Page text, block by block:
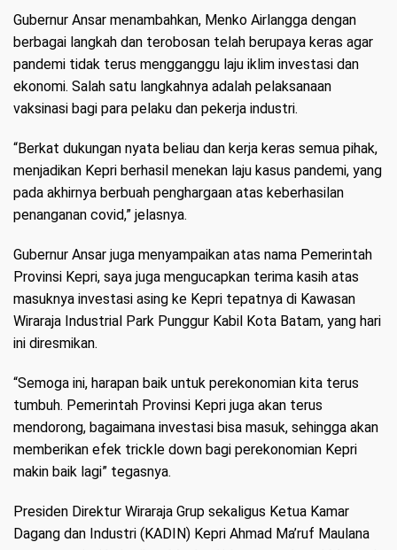
Gubernur Ansar menambahkan, Menko Airlangga dengan
berbagai langkah dan terobosan telah berupaya keras agar
pandemi tidak terus mengganggu laju iklim investasi dan
ekonomi. Salah satu langkahnya adalah pelaksanaan
vaksinasi bagi para pelaku dan pekerja industri.
“Berkat dukungan nyata beliau dan kerja keras semua pihak,
menjadikan Kepri berhasil menekan laju kasus pandemi, yang
pada akhirnya berbuah penghargaan atas keberhasilan
penanganan covid,” jelasnya.
Gubernur Ansar juga menyampaikan atas nama Pemerintah
Provinsi Kepri, saya juga mengucapkan terima kasih atas
masuknya investasi asing ke Kepri tepatnya di Kawasan
Wiraraja Industrial Park Punggur Kabil Kota Batam, yang hari
ini diresmikan.
“Semoga ini, harapan baik untuk perekonomian kita terus
tumbuh. Pemerintah Provinsi Kepri juga akan terus
mendorong, bagaimana investasi bisa masuk, sehingga akan
memberikan efek trickle down bagi perekonomian Kepri
makin baik lagi” tegasnya.
Presiden Direktur Wiraraja Grup sekaligus Ketua Kamar
Dagang dan Industri (KADIN) Kepri Ahmad Ma’ruf Maulana